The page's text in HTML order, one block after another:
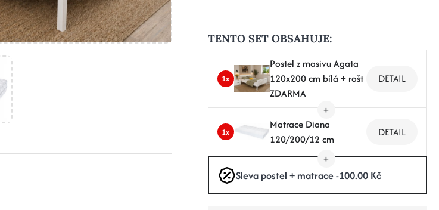
TENTO SET OBSAHUJE:
1x
Postel z masivu Agata
120x200 cm bílá + rošt
ZDARMA
DETAIL
1x
Matrace Diana
120/200/12 cm
DETAIL
Sleva postel + matrace -100.00 Kč